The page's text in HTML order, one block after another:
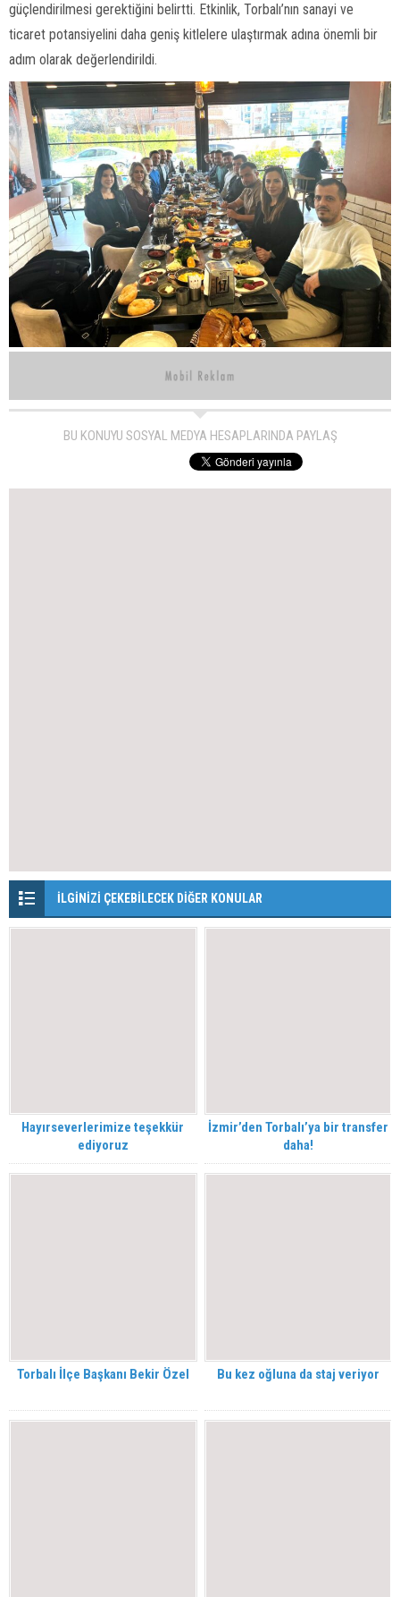
güçlendirilmesi gerektiğini belirtti. Etkinlik, Torbalı’nın sanayi ve
ticaret potansiyelini daha geniş kitlelere ulaştırmak adına önemli bir
adım olarak değerlendirildi.
BU KONUYU SOSYAL MEDYA HESAPLARINDA PAYLAŞ
İLGİNİZİ ÇEKEBİLECEK DİĞER KONULAR
Hayırseverlerimize teşekkür
ediyoruz
İzmir’den Torbalı’ya bir transfer
daha!
Torbalı İlçe Başkanı Bekir Özel Bu kez oğluna da staj veriyor